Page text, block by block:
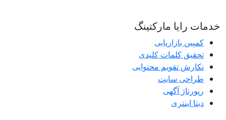
خدمات رایا مارکتینگ
کمپین بازاریابی
تحقیق کلمات کلیدی
نکارش تقویم محتوایی
طراحی سایت
رپورتاژ آگهی
دیتا اینتری